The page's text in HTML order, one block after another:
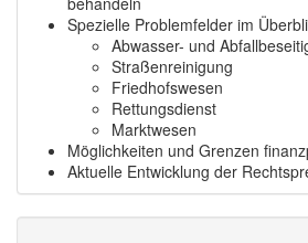
Spezielle Problemfelder im
Abwasser- und
Straßenreinigung
Friedhofswesen
Rettungsdienst
Marktwesen
Möglichkeiten und Grenzen
Aktuelle Entwicklung der